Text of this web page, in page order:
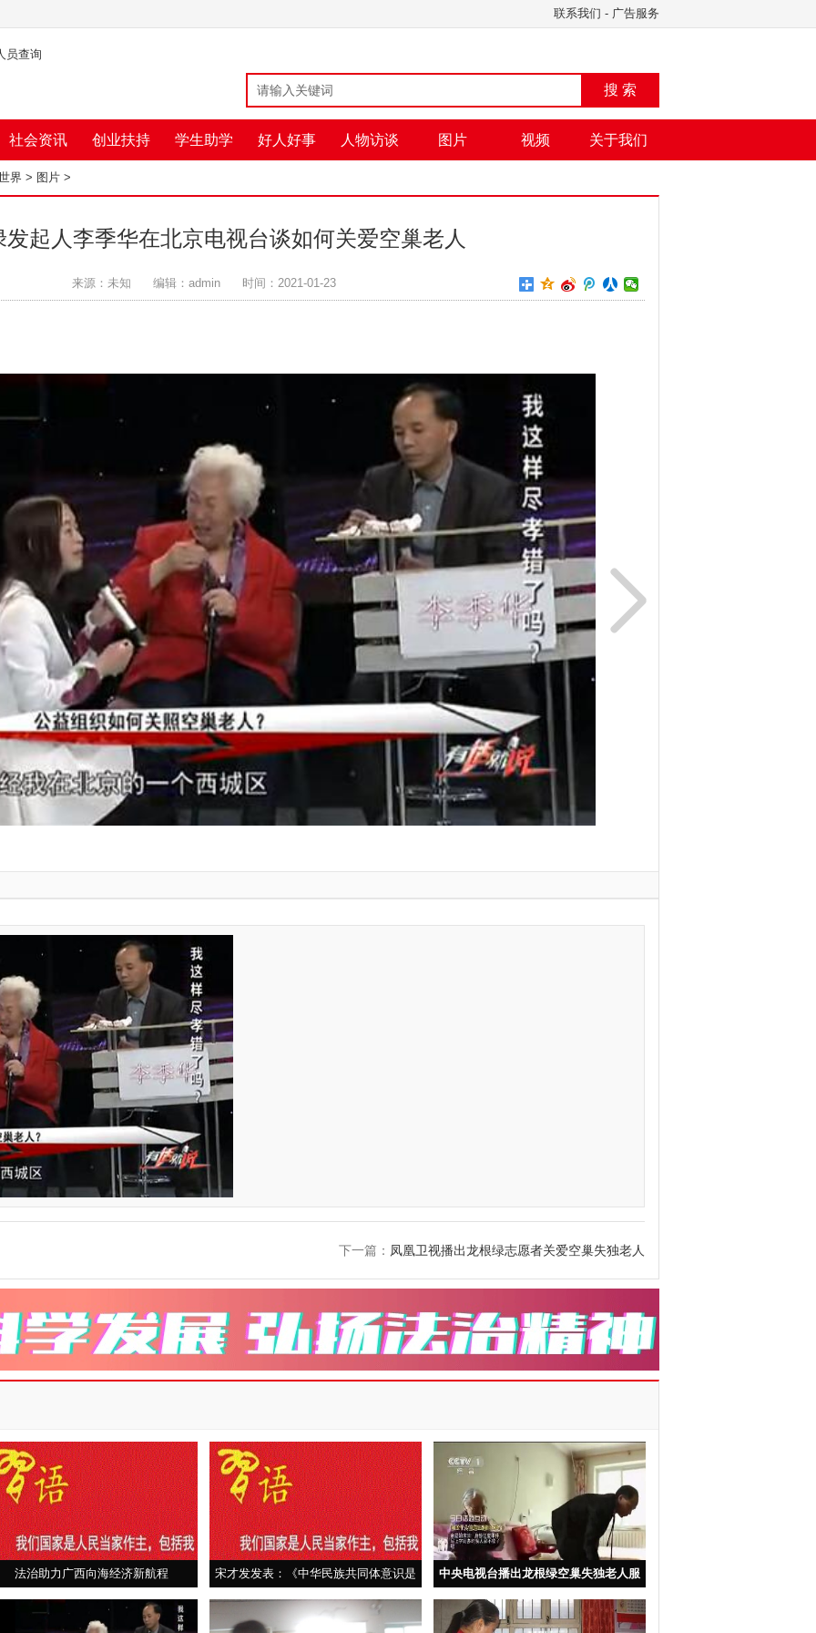
联系我们 - 广告服务
员查询
搜 索
社会资讯 创业扶持 学生助学 好人好事 人物访谈 图片 视频 关于我们
界 > 图片 >
发起人李季华在北京电视台谈如何关爱空巢老人
来源：未知 编辑：admin 时间：2021-01-23
下一篇： 凤凰卫视播出龙根绿志愿者关爱空巢失独老人
法治助力广西向海经济新航程 宋才发发表：《中华民族共同体意识是
中央电视台播出龙根绿空巢失独老人服
务